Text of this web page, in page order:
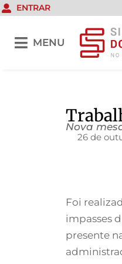
ENTRAR
MENU
Nova
26 de
Foi
impasses
presente